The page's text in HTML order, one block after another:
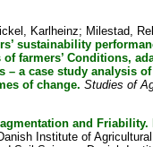
Karlheinz; Milestad,
sustainability
farmers’ Conditions,
– a case study analysis
of change. Studies of
and Friability.
Institute of